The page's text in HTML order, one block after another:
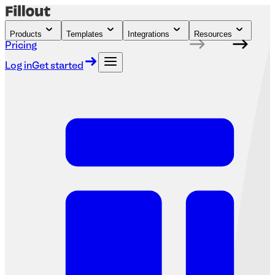
Products Templates Integrations Resources
Pricing
Log inGet started